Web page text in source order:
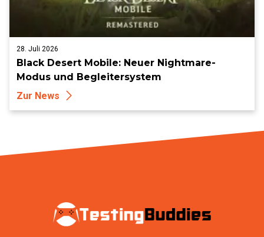
28. Juli 2026
Black Desert Mobile: Neuer Nightmare-
Modus und Begleitersystem
Zur News